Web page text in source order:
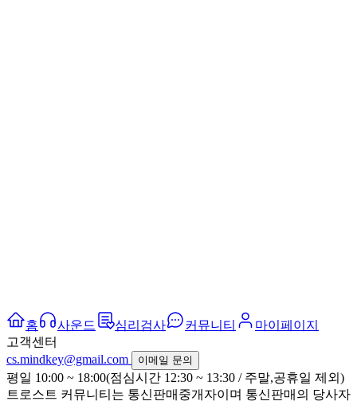
홈 사운드 심리검사 커뮤니티
마이페이지
고객센터
cs.mindkey@gmail.com
이메일 문의
평일 10:00 ~ 18:00(점심시간 12:30 ~ 13:30 / 주말,공휴일 제외)
트로스트 커뮤니티는 통신판매중개자이며 통신판매의 당사자